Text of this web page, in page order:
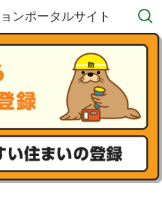
ンポータルサイト